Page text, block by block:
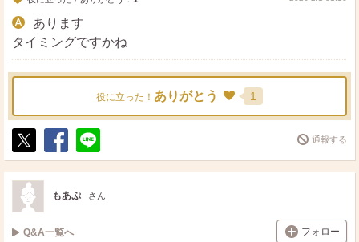
あります
タイミングですかね
役に立った！ ありがとう 1
ポ
ス
ト
シ
ェ
送
る
通報する
もあぷ さん
Q&A一覧へ フォロー